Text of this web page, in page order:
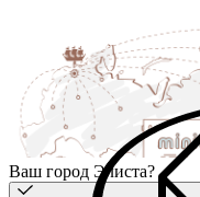
Ваш город Элиста?